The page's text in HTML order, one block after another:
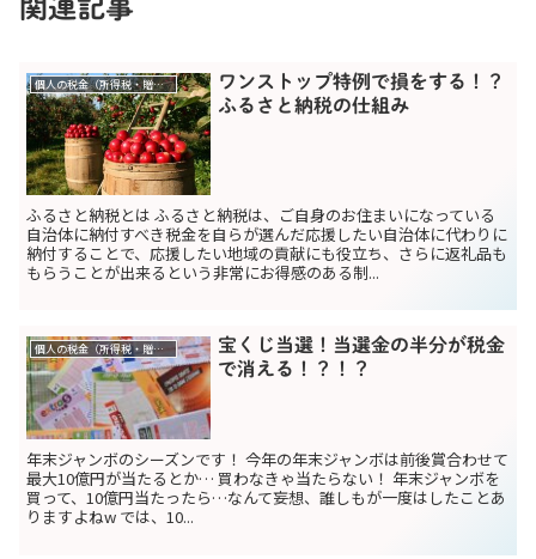
関連記事
個人の税金（所得税・贈与税）
ワンストップ特例で損をする！？
ふるさと納税の仕組み
ふるさと納税とは ふるさと納税は、ご自身のお住まいになっている
自治体に納付すべき税金を自らが選んだ応援したい自治体に代わりに
納付することで、応援したい地域の貢献にも役立ち、さらに返礼品も
もらうことが出来るという非常にお得感のある制...
個人の税金（所得税・贈与税）
宝くじ当選！当選金の半分が税金
で消える！？！？
年末ジャンボのシーズンです！ 今年の年末ジャンボは前後賞合わせて
最大10億円が当たるとか… 買わなきゃ当たらない！ 年末ジャンボを
買って、10億円当たったら…なんて妄想、誰しもが一度はしたことあ
りますよねw では、10...